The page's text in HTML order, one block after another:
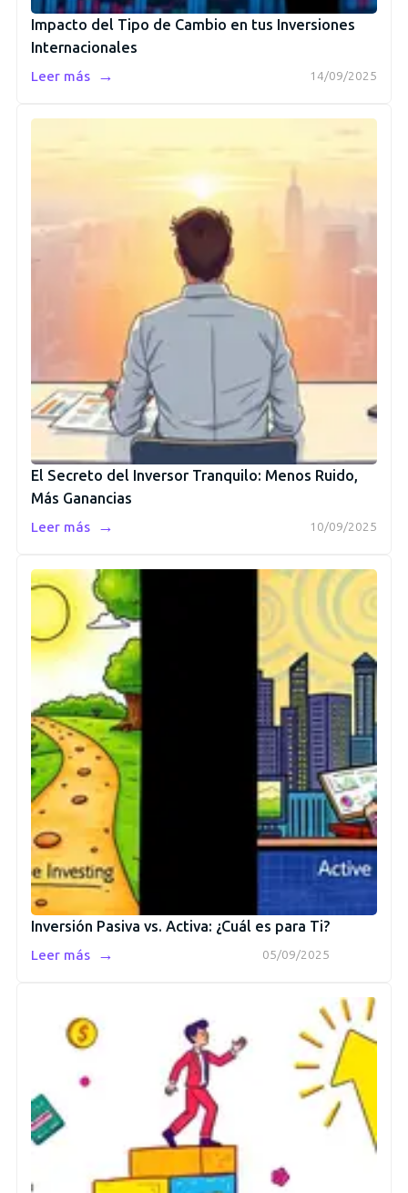
Impacto del Tipo de Cambio en tus Inversiones
Internacionales
14/09/2025
Leer más →
El Secreto del Inversor Tranquilo: Menos Ruido,
Más Ganancias
10/09/2025
Leer más →
Inversión Pasiva vs. Activa: ¿Cuál es para Ti?
05/09/2025
Leer más →